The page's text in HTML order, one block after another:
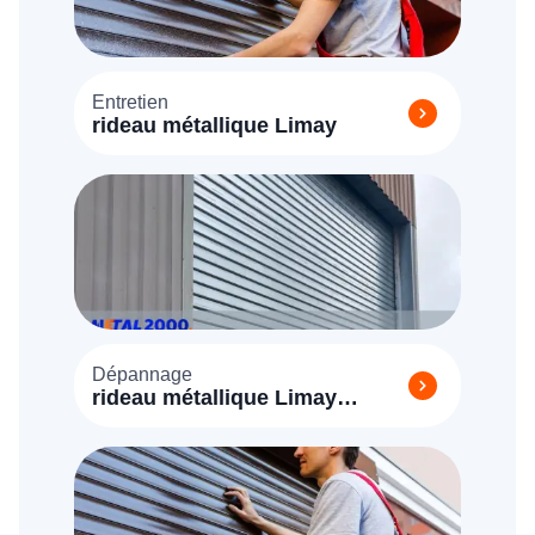
Entretien
rideau métallique Limay
Dépannage
rideau métallique Limay